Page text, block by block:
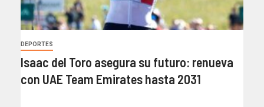
DEPORTES
Isaac del Toro asegura su futuro: renueva
con UAE Team Emirates hasta 2031